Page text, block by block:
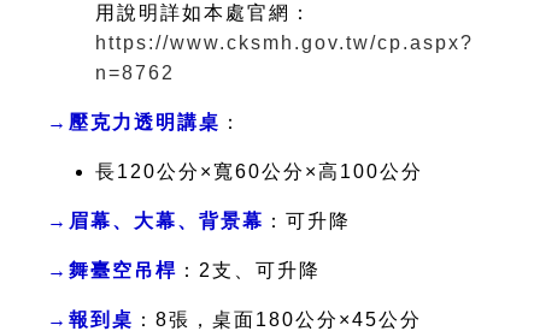
用說明詳如本處官網：
https://www.cksmh.gov.tw/cp.aspx?
n=8762
→壓克力透明講桌 ：
長120公分×寬60公分×高100公分
→眉幕、大幕、背景幕 ：可升降
→舞臺空吊桿 ：2支、可升降
→報到桌 ：8張，桌面180公分×45公分